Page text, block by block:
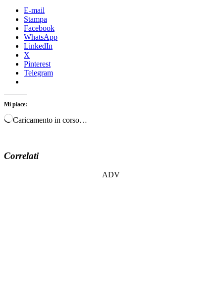
E-mail
Stampa
Facebook
WhatsApp
LinkedIn
X
Pinterest
Telegram
Mi piace:
Caricamento in corso…
Correlati
ADV